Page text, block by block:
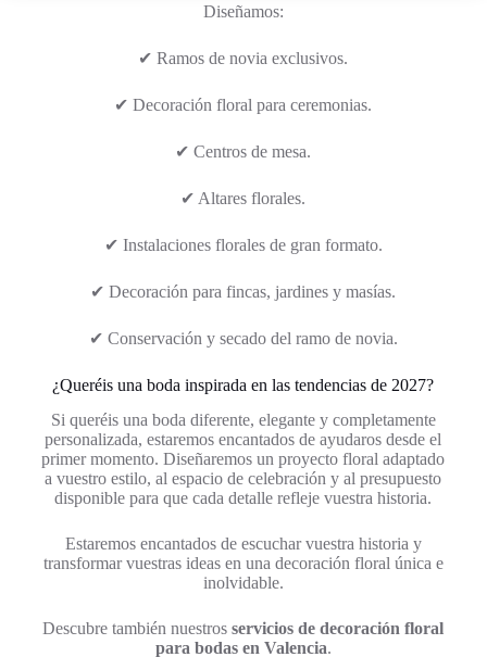
Diseñamos:
✔ Ramos de novia exclusivos.
✔ Decoración floral para ceremonias.
✔ Centros de mesa.
✔ Altares florales.
✔ Instalaciones florales de gran formato.
✔ Decoración para fincas, jardines y masías.
✔ Conservación y secado del ramo de novia.
¿Queréis una boda inspirada en las tendencias de 2027?
Si queréis una boda diferente, elegante y completamente
personalizada, estaremos encantados de ayudaros desde el
primer momento. Diseñaremos un proyecto floral adaptado
a vuestro estilo, al espacio de celebración y al presupuesto
disponible para que cada detalle refleje vuestra historia.
Estaremos encantados de escuchar vuestra historia y
transformar vuestras ideas en una decoración floral única e
inolvidable.
Descubre también nuestrosservicios de decoración floral
para bodas en Valencia.